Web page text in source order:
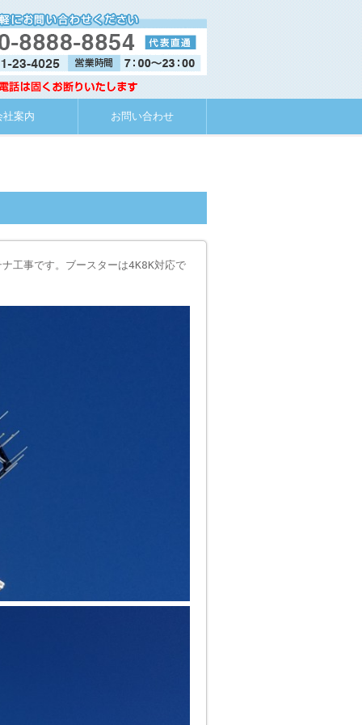
社案内 お問い合わせ
工事です。ブースターは4K8K対応で